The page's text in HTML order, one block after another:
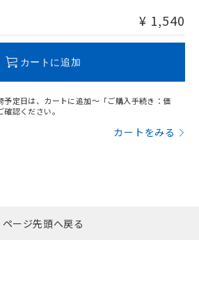
¥ 1,540
カートに追加
予定日は、カートに追加～「ご購入手続き：価
認ください。
カートをみる
ページ先頭へ戻る